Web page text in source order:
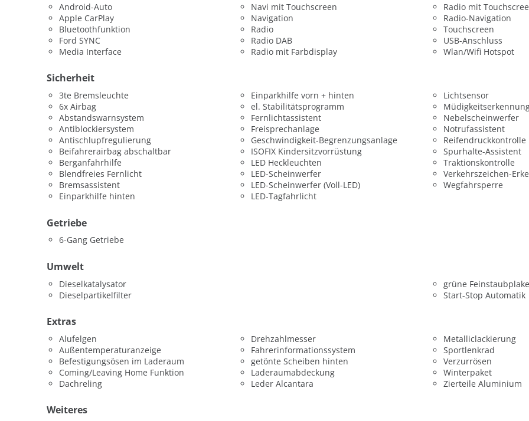
Android-Auto
Apple CarPlay
Bluetoothfunktion
Ford SYNC
Media Interface
Navi mit Touchscreen
Navigation
Radio
Radio DAB
Radio mit Farbdisplay
Radio mit
Radio-Navigation
Touchscreen
USB-Anschluss
Wlan/Wifi Hotspot
Sicherheit
3te Bremsleuchte
6x Airbag
Abstandswarnsystem
Antiblockiersystem
Antischlupfregulierung
Beifahrerairbag abschaltbar
Berganfahrhilfe
Blendfreies Fernlicht
Bremsassistent
Einparkhilfe hinten
Einparkhilfe vorn + hinten
el. Stabilitätsprogramm
Fernlichtassistent
Freisprechanlage
Geschwindigkeit-Begrenzungsanlage
ISOFIX Kindersitzvorrüstung
LED Heckleuchten
LED-Scheinwerfer
LED-Scheinwerfer (Voll-LED)
LED-Tagfahrlicht
Lichtsensor
Nebelscheinwerfer
Notrufassistent
Reifendruckkontrolle
Spurhalte-Assistent
Traktionskontrolle
Verkehrszeichen-
Wegfahrsperre
Getriebe
6-Gang Getriebe
Umwelt
Dieselkatalysator
Dieselpartikelfilter
grüne
Start-Stop Automatik
Extras
Alufelgen
Außentemperaturanzeige
Befestigungsösen im Laderaum
Coming/Leaving Home Funktion
Dachreling
Drehzahlmesser
Fahrerinformationssystem
getönte Scheiben hinten
Laderaumabdeckung
Leder Alcantara
Metalliclackierung
Sportlenkrad
Verzurrösen
Winterpaket
Zierteile Aluminium
Weiteres